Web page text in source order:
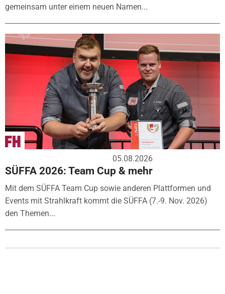
gemeinsam unter einem neuen Namen...
05.08.2026
SÜFFA 2026: Team Cup & mehr
Mit dem SÜFFA Team Cup sowie anderen Plattformen und
Events mit Strahlkraft kommt die SÜFFA (7.-9. Nov. 2026)
den Themen...